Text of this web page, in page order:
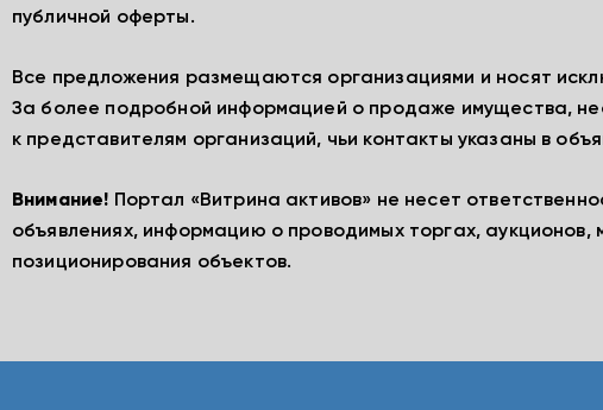
публичной оферты.
Все предложения размещаются организациями и носят
За более подробной информацией о продаже имущества,
к представителям организаций, чьи контакты указаны в
Внимание! Портал «Витрина активов» не несет
объявлениях, информацию о проводимых торгах, аукционов,
позиционирования объектов.